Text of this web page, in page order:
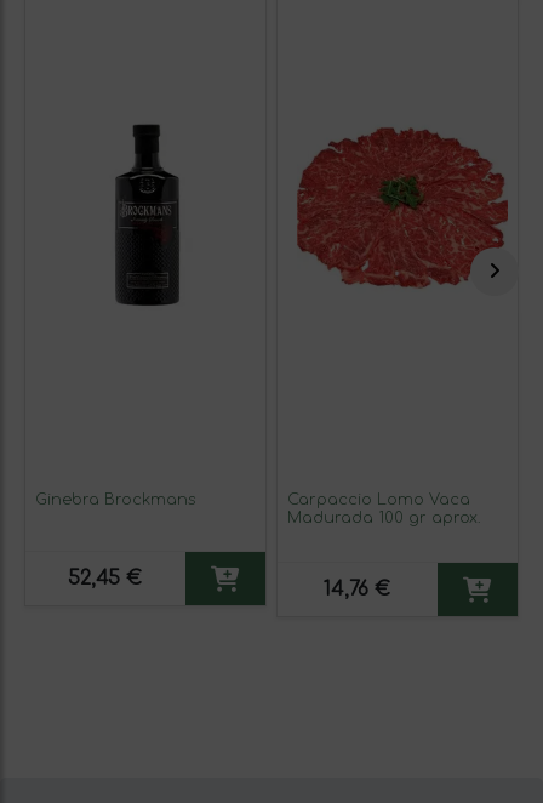
Ginebra Brockmans
52,45 €
Carpaccio Lomo Vaca
Madurada 100 gr aprox.
14,76 €